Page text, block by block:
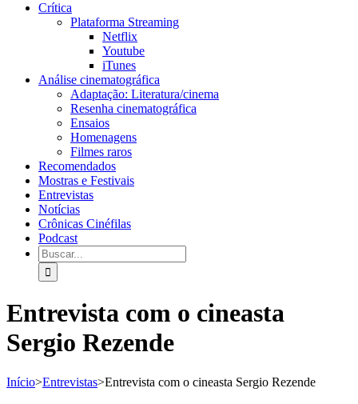
Crítica
Plataforma Streaming
Netflix
Youtube
iTunes
Análise cinematográfica
Adaptação: Literatura/cinema
Resenha cinematográfica
Ensaios
Homenagens
Filmes raros
Recomendados
Mostras e Festivais
Entrevistas
Notícias
Crônicas Cinéfilas
Podcast
Entrevista com o cineasta
Sergio Rezende
Início>Entrevistas>Entrevista com o cineasta Sergio Rezende